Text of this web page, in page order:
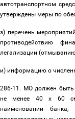
автотранспортном
утверждены меры по
з) перечень
противодействию
легализации
и) информацию о
286-11. МО должен
не менее 40 x 60
наименовании